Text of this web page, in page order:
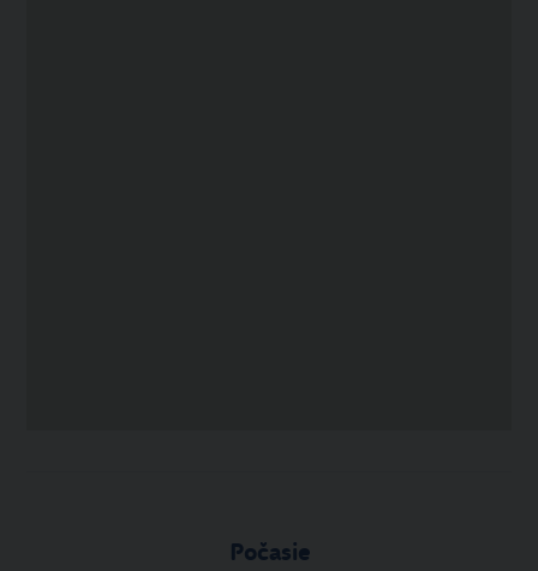
Počasie